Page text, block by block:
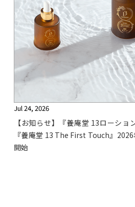
Jul 24, 2026
【お知らせ】『養庵堂 13ローショ
『養庵堂 13 The First Touch』
開始